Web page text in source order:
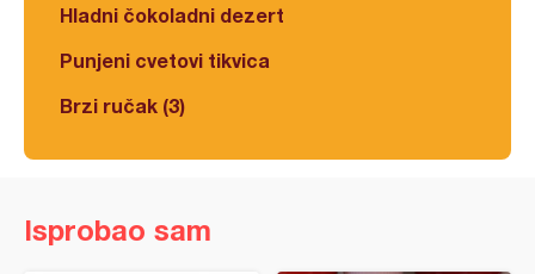
Hladni čokoladni dezert
Punjeni cvetovi tikvica
Brzi ručak (3)
Isprobao sam